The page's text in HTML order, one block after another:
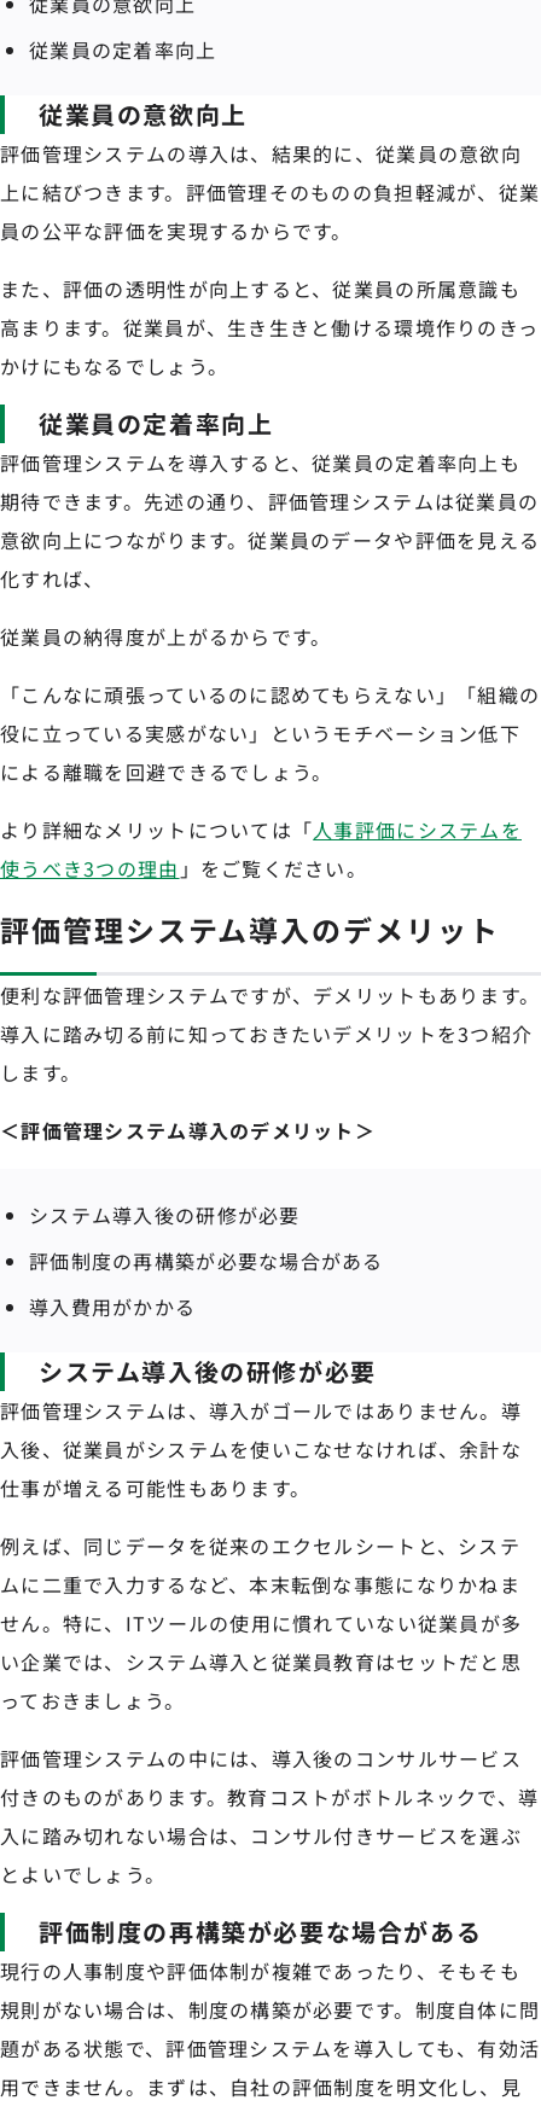
従業員の定着率向上
従業員の意欲向上
評価管理システムの導入は、結果的に、従業員の意欲向
上に結びつきます。評価管理そのものの負担軽減が、従業
員の公平な評価を実現するからです。
また、評価の透明性が向上すると、従業員の所属意識も
高まります。従業員が、生き生きと働ける環境作りのきっ
かけにもなるでしょう。
従業員の定着率向上
評価管理システムを導入すると、従業員の定着率向上も
期待できます。先述の通り、評価管理システムは従業員の
意欲向上につながります。従業員のデータや評価を見える
化すれば、
従業員の納得度が上がるからです。
「こんなに頑張っているのに認めてもらえない」「組織の
役に立っている実感がない」というモチベーション低下
による離職を回避できるでしょう。
より詳細なメリットについては「人事評価にシステムを
使うべき3つの理由 」をご覧ください。
評価管理システム導入のデメリット
便利な評価管理システムですが、デメリットもあります。
導入に踏み切る前に知っておきたいデメリットを3つ紹介
します。
＜評価管理システム導入のデメリット＞
システム導入後の研修が必要
評価制度の再構築が必要な場合がある
導入費用がかかる
システム導入後の研修が必要
評価管理システムは、導入がゴールではありません。導
入後、従業員がシステムを使いこなせなければ、余計な
仕事が増える可能性もあります。
例えば、同じデータを従来のエクセルシートと、システ
ムに二重で入力するなど、本末転倒な事態になりかねま
せん。特に、ITツールの使用に慣れていない従業員が多
い企業では、システム導入と従業員教育はセットだと思
っておきましょう。
評価管理システムの中には、導入後のコンサルサービス
付きのものがあります。教育コストがボトルネックで、導
入に踏み切れない場合は、コンサル付きサービスを選ぶ
とよいでしょう。
評価制度の再構築が必要な場合がある
現行の人事制度や評価体制が複雑であったり、そもそも
規則がない場合は、制度の構築が必要です。制度自体に問
題がある状態で、評価管理システムを導入しても、有効活
用できません。まずは、自社の評価制度を明文化し、見